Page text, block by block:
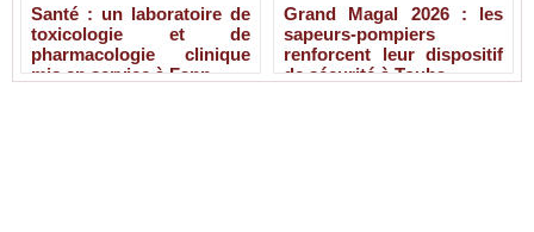
Santé : un laboratoire de
toxicologie et de
pharmacologie clinique
mis en service à Fann
Grand Magal 2026 : les
sapeurs-pompiers
renforcent leur dispositif
de sécurité à Touba